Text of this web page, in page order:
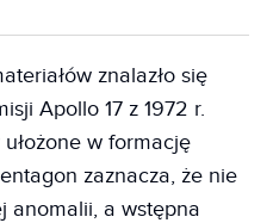
znalazło się
Apollo 17 z 1972 r.
w formację
zaznacza, że nie
anomalii, a wstępna